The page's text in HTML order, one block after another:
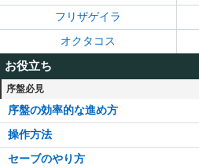
フリザゲイラ
オクタコス
お役立ち
序盤必見
序盤の効率的な進め方
操作方法
セーブのやり方